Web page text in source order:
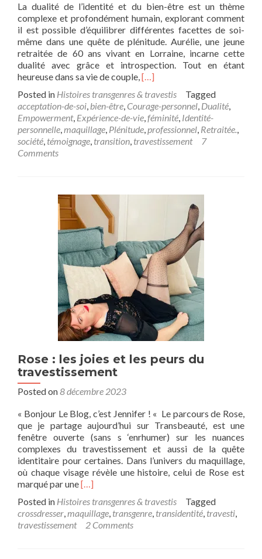
La dualité de l’identité et du bien-être est un thème
complexe et profondément humain, explorant comment
il est possible d’équilibrer différentes facettes de soi-
même dans une quête de plénitude. Aurélie, une jeune
retraitée de 60 ans vivant en Lorraine, incarne cette
dualité avec grâce et introspection. Tout en étant
heureuse dans sa vie de couple,Read
about
Aurélie
:
se
féminiser,
et
[…]
Posted in Histoires transgenres & travestis
Tagged
acceptation-de-soi, bien-être, Courage-personnel, Dualité,
Empowerment, Expérience-de-vie,féminité, Identité-
personnelle,maquillage, Plénitude,professionnel, Retraitée.,
société, témoignage, transition, travestissement
7
Comments
Rose : les joies et les peurs du
travestissement
Posted on8 décembre 2023
« Bonjour Le Blog, c’est Jennifer ! « Le parcours de Rose,
que je partage aujourd’hui sur Transbeauté, est une
fenêtre ouverte (sans s ‘enrhumer) sur les nuances
complexes du travestissement et aussi de la quête
identitaire pour certaines. Dans l’univers du maquillage,
où chaque visage révèle une histoire, celui de Rose est
marqué par uneRead
about
Rose
[…]
Posted in Histoires transgenres & travestis
Tagged
crossdresser,maquillage, transgenre, transidentité, travesti,
travestissement
2 Comments